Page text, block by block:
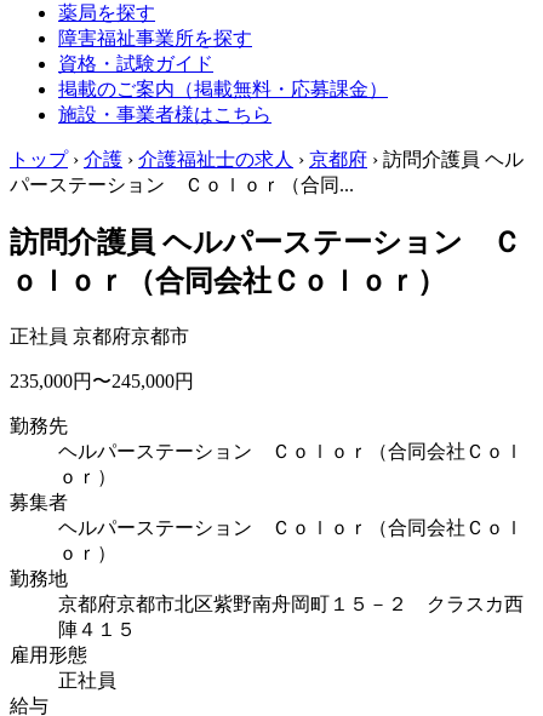
薬局を探す
障害福祉事業所を探す
資格・試験ガイド
掲載のご案内（掲載無料・応募課金）
施設・事業者様はこちら
トップ › 介護 › 介護福祉士の求人 › 京都府 › 訪問介護員 ヘル
パーステーション Ｃｏｌｏｒ（合同...
訪問介護員 ヘルパーステーション Ｃ
ｏｌｏｒ（合同会社Ｃｏｌｏｒ）
正社員 京都府京都市
235,000円〜245,000円
勤務先
ヘルパーステーション Ｃｏｌｏｒ（合同会社Ｃｏｌ
ｏｒ）
募集者
ヘルパーステーション Ｃｏｌｏｒ（合同会社Ｃｏｌ
ｏｒ）
勤務地
京都府京都市北区紫野南舟岡町１５－２ クラスカ西
陣４１５
雇用形態
正社員
給与